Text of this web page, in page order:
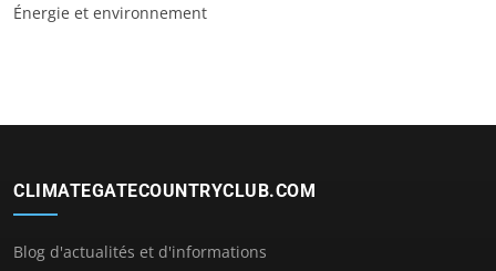
Énergie et environnement
CLIMATEGATECOUNTRYCLUB.COM
Blog d'actualités et d'informations